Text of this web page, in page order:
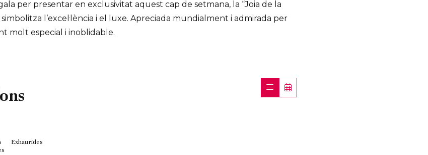
per presentar en exclusivitat aquest cap de setmana, la “Joia de la
l’excel·lència i el luxe. Apreciada mundialment i admirada per
molt especial i inoblidable.
Exhaurides